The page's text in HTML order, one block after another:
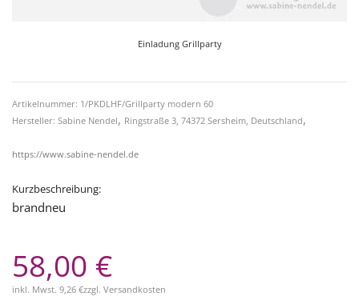
Einladung Grillparty
Artikelnummer: 1/PKDLHF/Grillparty modern 60
Hersteller: Sabine Nendel, Ringstraße 3, 74372 Sersheim, Deutschland,
https://www.sabine-nendel.de
Kurzbeschreibung:
brandneu
58,00 €
inkl. Mwst. 9,26 €zzgl. Versandkosten